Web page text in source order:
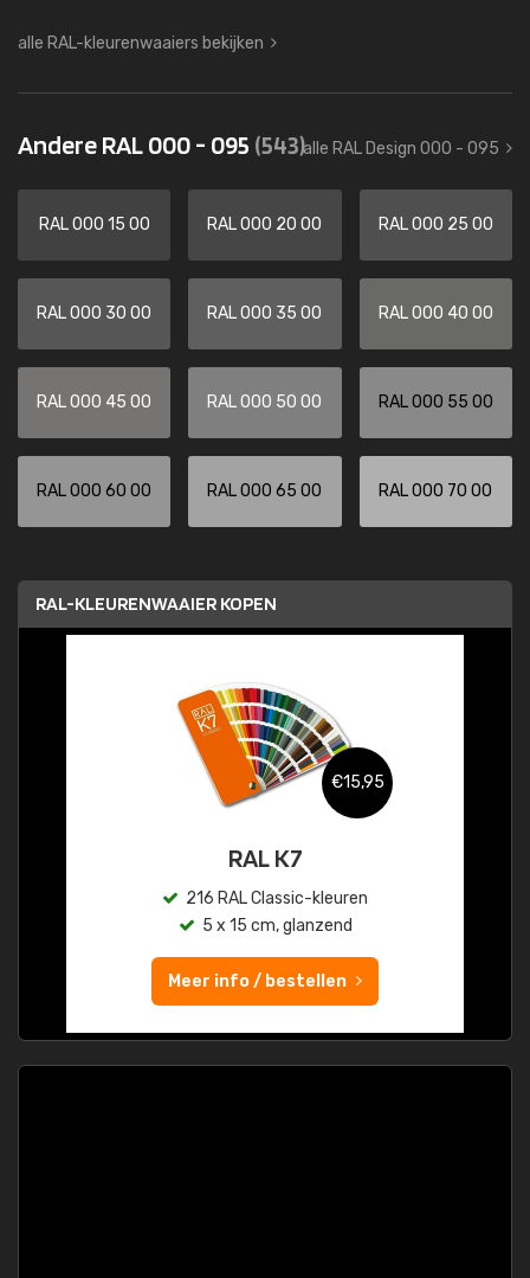
alle RAL-kleurenwaaiers bekijken
Andere RAL 000 - 095 (543)alle RAL Design 000 - 095
RAL 000 15 00 RAL 000 20 00 RAL 000 25 00
RAL 000 30 00 RAL 000 35 00 RAL 000 40 00
RAL 000 45 00 RAL 000 50 00 RAL 000 55 00
RAL 000 60 00 RAL 000 65 00 RAL 000 70 00
RAL-KLEURENWAAIER KOPEN
€15,95
RAL K7
216 RAL Classic-kleuren
5 x 15 cm, glanzend
Meer info / bestellen